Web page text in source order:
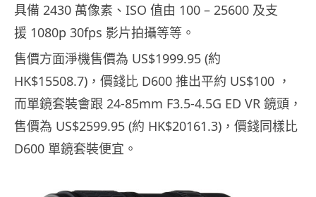
具備 2430 萬像素、ISO 值由 100 – 25600 及支
援 1080p 30fps 影片拍攝等等。
售價方面淨機售價為 US$1999.95 (約
HK$15508.7)，價錢比 D600 推出平約 US$100 ，
而單鏡套裝會跟 24-85mm F3.5-4.5G ED VR 鏡頭，
售價為 US$2599.95 (約 HK$20161.3)，價錢同樣比
D600 單鏡套裝便宜。